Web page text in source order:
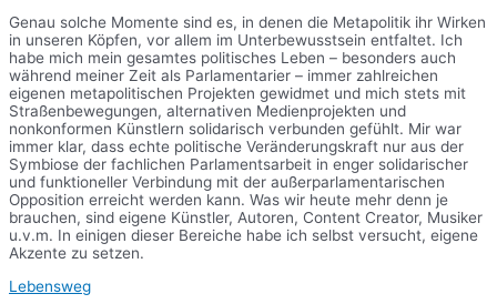
Genau solche Momente sind es, in denen die Metapolitik ihr Wirken
in unseren Köpfen, vor allem im Unterbewusstsein entfaltet. Ich
habe mich mein gesamtes politisches Leben – besonders auch
während meiner Zeit als Parlamentarier – immer zahlreichen
eigenen metapolitischen Projekten gewidmet und mich stets mit
Straßenbewegungen, alternativen Medienprojekten und
nonkonformen Künstlern solidarisch verbunden gefühlt. Mir war
immer klar, dass echte politische Veränderungskraft nur aus der
Symbiose der fachlichen Parlamentsarbeit in enger solidarischer
und funktioneller Verbindung mit der außerparlamentarischen
Opposition erreicht werden kann. Was wir heute mehr denn je
brauchen, sind eigene Künstler, Autoren, Content Creator, Musiker
u.v.m. In einigen dieser Bereiche habe ich selbst versucht, eigene
Akzente zu setzen.
Lebensweg